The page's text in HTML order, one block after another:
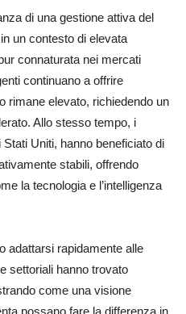
di una gestione attiva del
un contesto di elevata
connaturata nei mercati
continuano a offrire
rimane elevato, richiedendo un
Allo stesso tempo, i
Uniti, hanno beneficiato di
stabili, offrendo
la tecnologia e l’intelligenza
adattarsi rapidamente alle
settoriali hanno trovato
come una visione
possano fare la differenza in